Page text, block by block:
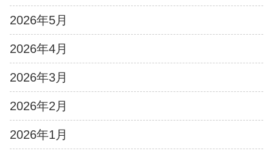
2026年5月
2026年4月
2026年3月
2026年2月
2026年1月